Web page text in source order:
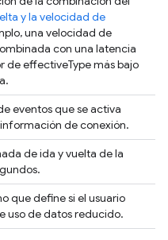
y la velocidad de
una velocidad de
con una latencia
de effectiveType más bajo
eventos que se activa
de conexión.
de ida y vuelta de la
que define si el usuario
uso de datos reducido.